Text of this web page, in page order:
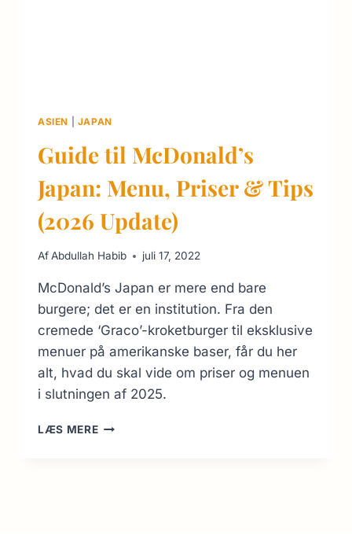
ASIEN JAPAN
Guide til McDonald’s
Japan: Menu, Priser & Tips
(2026 Update)
AfAbdullah Habib juli 17, 2022
McDonald’s Japan er mere end bare
burgere; det er en institution. Fra den
cremede ‘Graco’-kroketburger til eksklusive
menuer på amerikanske baser, får du her
alt, hvad du skal vide om priser og menuen
i slutningen af 2025.
LÆS MEREGUIDE